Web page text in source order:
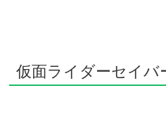
仮面ライダーセイバ